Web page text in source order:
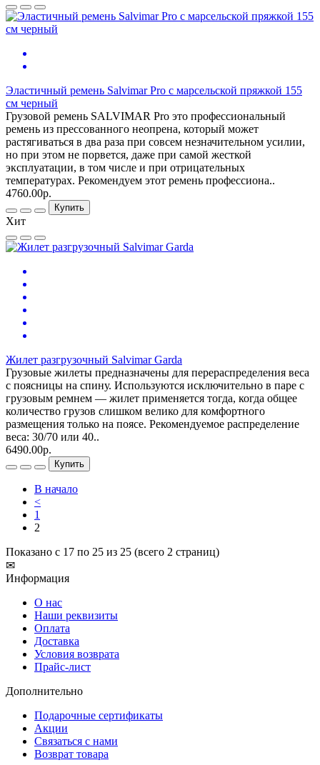
Эластичный ремень Salvimar Pro с марсельской пряжкой 155
см черный
Грузовой ремень SALVIMAR Pro это профессиональный
ремень из прессованного неопрена, который может
растягиваться в два раза при совсем незначительном усилии,
но при этом не порвется, даже при самой жесткой
эксплуатации, в том числе и при отрицательных
температурах. Рекомендуем этот ремень профессиона..
4760.00р.
Купить
Хит
Жилет разгрузочный Salvimar Garda
Грузовые жилеты предназначены для перераспределения веса
с поясницы на спину. Используются исключительно в паре с
грузовым ремнем — жилет применяется тогда, когда общее
количество грузов слишком велико для комфортного
размещения только на поясе. Рекомендуемое распределение
веса: 30/70 или 40..
6490.00р.
Купить
В начало
<
1
2
Показано с 17 по 25 из 25 (всего 2 страниц)
✉
Информация
О нас
Наши реквизиты
Оплата
Доставка
Условия возврата
Прайс-лист
Дополнительно
Подарочные сертификаты
Акции
Связаться с нами
Возврат товара